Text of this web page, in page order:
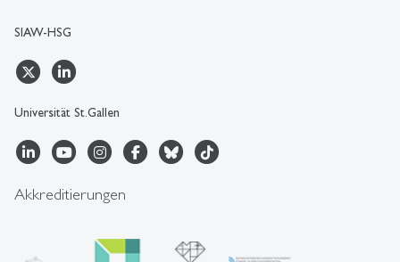
SIAW-HSG
Universität St.Gallen
Akkreditierungen